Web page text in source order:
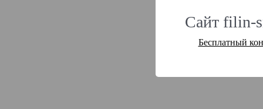
Сайт filin-
Бесплатный